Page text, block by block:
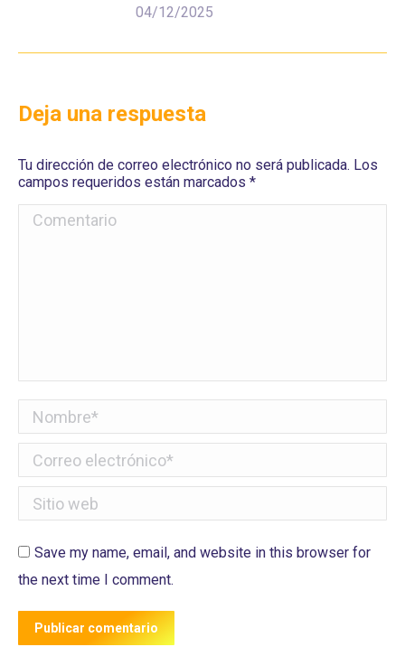
04/12/2025
Deja una respuesta
Tu dirección de correo electrónico no será publicada. Los
campos requeridos están marcados *
Comentario
Nombre *
Correo electrónico *
Sitio web
Save my name, email, and website in this browser for
the next time I comment.
Publicar comentario